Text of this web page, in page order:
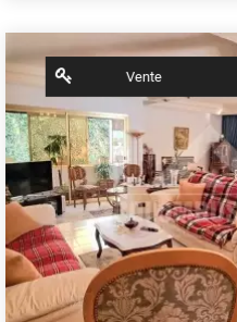
Vente